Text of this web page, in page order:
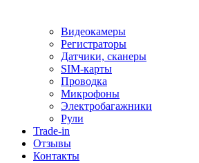
Видеокамеры
Регистраторы
Датчики, сканеры
SIM-карты
Проводка
Микрофоны
Электробагажники
Рули
Trade-in
Отзывы
Контакты